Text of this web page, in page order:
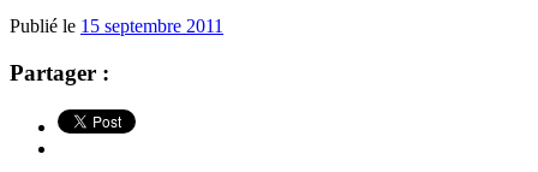
Publié le 15 septembre 2011
Partager :